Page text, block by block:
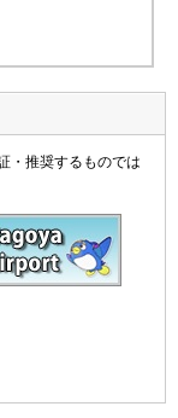
・推奨するものでは